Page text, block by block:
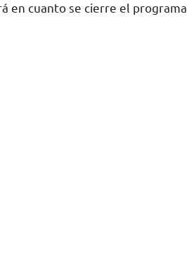
en cuanto se cierre el programa.